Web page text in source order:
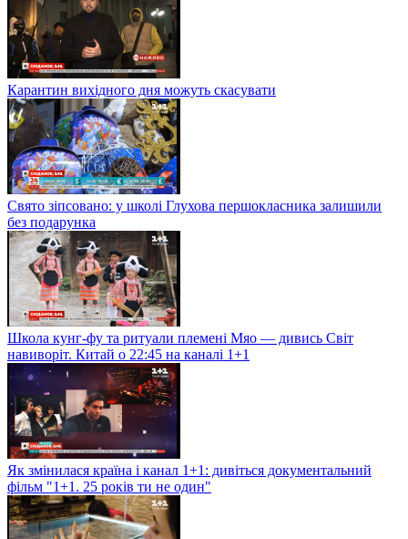
Карантин вихідного дня можуть скасувати
Свято зіпсовано: у школі Глухова першокласника залишили
без подарунка
Школа кунг-фу та ритуали племені Мяо — дивись Світ
навиворіт. Китай о 22:45 на каналі 1+1
Як змінилася країна і канал 1+1: дивіться документальний
фільм "1+1. 25 років ти не один"